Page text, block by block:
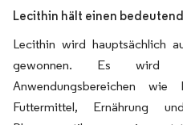
Lecithin hält einen
Lecithin wird hauptsächlich
gewonnen. Es wird
Anwendungsbereichen wie
Futtermittel, Ernährung